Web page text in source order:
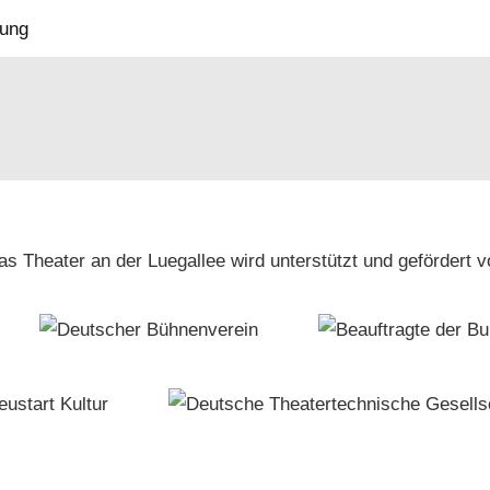
Theater an der Luegallee wird unterstützt und gefördert